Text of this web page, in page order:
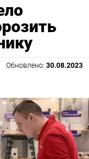
Обновлено: 30.08.2023